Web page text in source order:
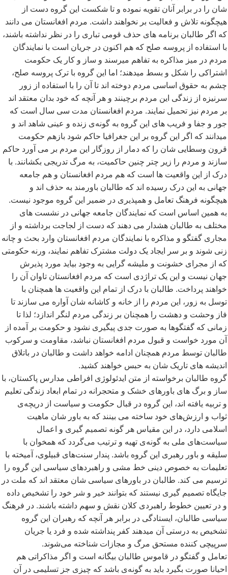
شان را در برابر آنان تقویه نموده و تا شکست این گروه دست از
هیچگونه تلاش و فعالیت بر نخواهند داشت. مردم افغانستان می دانند
که اگر طالبان برنامه های حذف قومی تباری را در نظر نداشته باشند،
با استفاده از پروسه صلح که هم اکنون در جریان است با نمایندگان
مردم در میز مذاکره به تفاهم میرسند و ساز و کار یک حکومت
اشتراکی را شکل و بسط میدهند؛ اما این گروه با ترک پروسه صلح،
چشم به حقوق اساسی مردم دوخته اند تا آن را با استفاده از زور
سرنیزه از زندگی این مردم برچینند و هر آنچه که خود بدان معتقد اند
بر مردم نیز تحمیل نمایند. مردم افغانستان مدت سی سال است که
جور و جفا و فریب های این گروه به گونهی زنده و عینی شاهد اند و
میدانند که اگر این گروه بر این جغرافیا حاکم شود بازهم حکومت
قرون وسطایی شان را که دمار از روزگار این مردم بر می آورد حاکم
سازند و مردم را زیر چتر چنین حاکمیت، به مرگ تدریجی بکشانند. با
درک از این واقعیت ها است که هم مردم افغانستان و هم جامعه
جهانی به این درک رسیده اند که طالبان باورمند به حذف اند و
هیچگونه فرهنگ تعامل و همپذیری در ضمیر این گروه موجود نیست.
به همین اساس است که نمایندگان جامعه جهانی در نشست های
مختلف به طالبان هشدار می دهند که دست از لجاجت برداشته و از
مجاری گفتگو و مذاکره با نمایندگان مردم افغانستان وارد بحث و چانه
زنی شوند و بر سر ایجاد یک دولت مشترک تفاهم نمایند، ورنه حکومتی
که از مجرای خشونت و ملیشه گرایی به وجود بیاید مورد پذیرش
جهان نیست و این یک تراژدی است که مردم افغانستان تاوان آن را
خواهند پرداخت. طالبان با درک از تمام این واقعیت ها همچنان با
توسل به زور، این مردم را از خانه و کاشانه شان آواره می سازند تا
فاز وحشت و دهشت را همچنان بر زندگی مردم لنگر اندازد؛ لذا تا
زمانی که گفتگوها به صورت جدی پیگیری نشود و حکومت بر آمده از
آن مورد خواست و قبول مردم افغانستان نباشد، مقاومت و سرکوب
طالبان توسط مردم همچنان ادامه خواهد داشت و طالبان در باتلاق
اندیشه های تاریک شان به حبس خواهند کشید.
گروه طالبان برخواسته از متن ایدئولوژی افراطی مدارس پاکستان، با
ساز و برگ های باورهای خشک و متحجرانه در تمام ابعاد زندگی تعلیم
و تربیه یافته اند، این گروه در قبال حکومت و سیاست از دریچهی
ثواب و ارزشهای خود ساخته می بینند که به باور شان ماهیت
اسلامی دارد، در این مقیاس هر گونه تصمیم گیری و اعمال
سیاستهای ملی به گونهی تهیه و ترتیب میگردد که همخوان با
سلیقه و باور رهبری این گروه باشد. پندار سنتهای قبیلوی، آمیخته با
تعلیمات به خصوص دینی خط مشی و راهبردهای سیاسی این گروه را
ترسیم می کند. طالبان در باورهای سیاسی شان معتقد اند که ملت در
جایگاه تصمیم گیری نیستند که بتوانند خیر و شر خود را تشخیص داده
و در تعیین خطوط راهبردی کلان نقش و سهم داشته باشند. در فرهنگ
سیاسی طالبان، ایستادگی در برابر هر آنچه که رهبران این گروه
تشخیص به درستی آن میدهند کفر پنداشته شده و فرد یا جریان
سرپیچی کننده مستحق مرگ و مجازات شناخته میشوند.
تعامل و گفتگو در قاموس طالبان بیگانه است و اگر مذاکراتی هم
احیانا صورت بگیرد باید به گونهی باشد که چیزی جز تسلیمی در آن